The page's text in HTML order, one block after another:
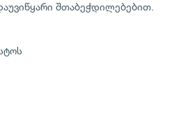
შთაბეჭდილებებით.